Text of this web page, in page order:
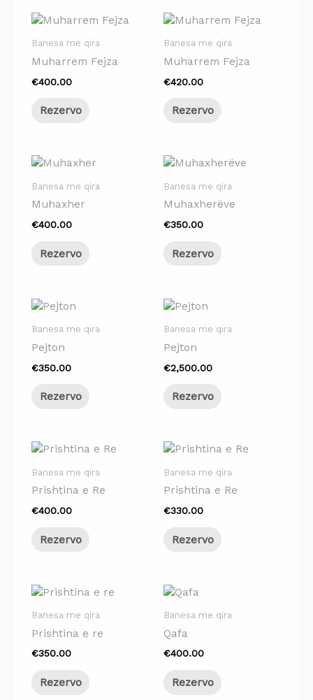
Banesa me qira
Muharrem Fejza
€400.00
Rezervo
Banesa me qira
Muharrem Fejza
€420.00
Rezervo
Banesa me qira
Muhaxher
€400.00
Rezervo
Banesa me qira
Muhaxherëve
€350.00
Rezervo
Banesa me qira
Pejton
€350.00
Rezervo
Banesa me qira
Pejton
€2,500.00
Rezervo
Banesa me qira
Prishtina e Re
€400.00
Rezervo
Banesa me qira
Prishtina e Re
€330.00
Rezervo
Banesa me qira
Prishtina e re
€350.00
Rezervo
Banesa me qira
Qafa
€400.00
Rezervo